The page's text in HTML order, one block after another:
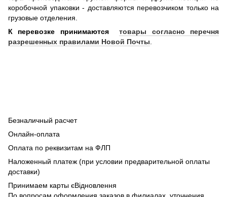
коробочной упаковки - доставляются перевозчиком только на
грузовые отделения.
К перевозке принимаютсятовары согласно перечня
разрешенных правилами Новой Почты.
Безналичный расчет
Онлайн-оплата
Оплата по реквизитам на ФЛП
Наложенный платеж (при условии предварительной оплаты
доставки)
Принимаем карты єВідновлення